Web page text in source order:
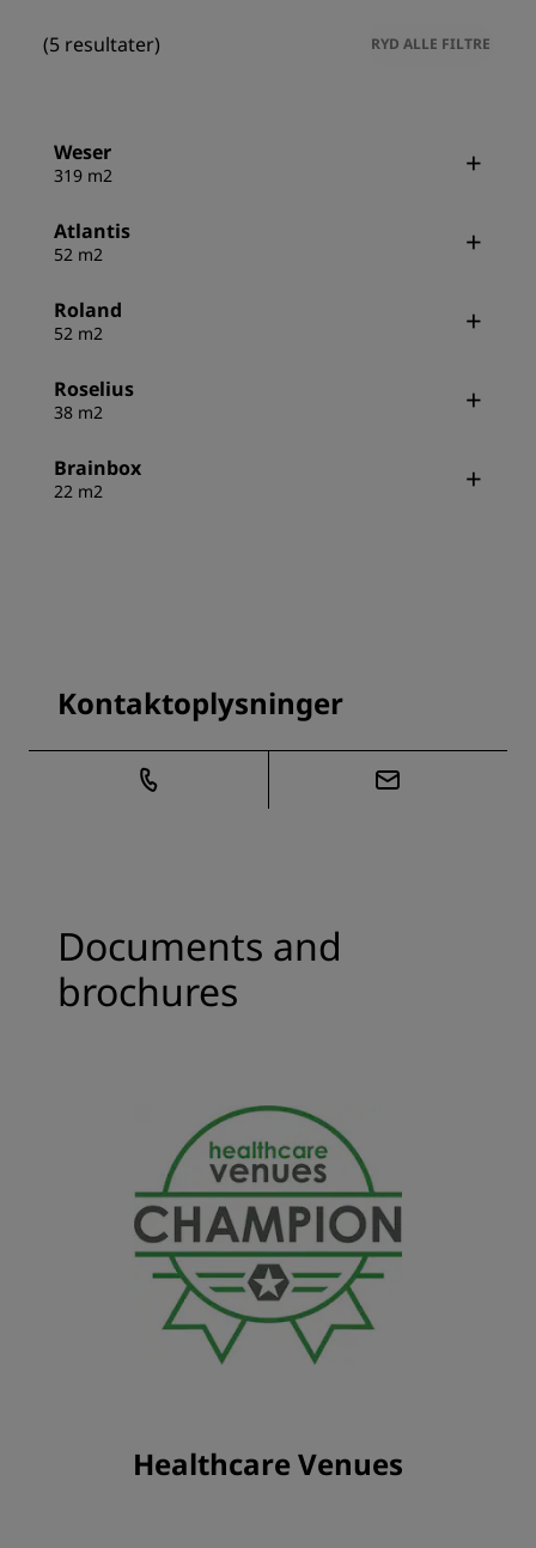
(5 resultater) RYD ALLE FILTRE
Weser
319 m2
Atlantis
52 m2
Roland
52 m2
Roselius
38 m2
Brainbox
22 m2
Kontaktoplysninger
Documents and
brochures
Healthcare Venues